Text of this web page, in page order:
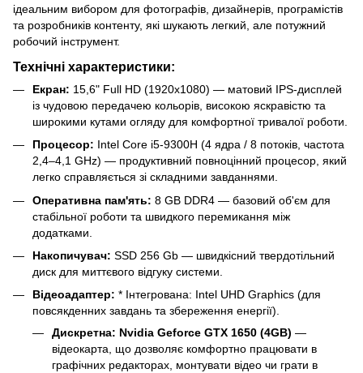
ідеальним вибором для фотографів, дизайнерів, програмістів
та розробників контенту, які шукають легкий, але потужний
робочий інструмент.
Технічні характеристики:
Екран: 15,6" Full HD (1920x1080) — матовий IPS-дисплей
із чудовою передачею кольорів, високою яскравістю та
широкими кутами огляду для комфортної тривалої роботи.
Процесор: Intel Core i5-9300H (4 ядра / 8 потоків, частота
2,4–4,1 GHz) — продуктивний повноцінний процесор, який
легко справляється зі складними завданнями.
Оперативна пам'ять: 8 GB DDR4 — базовий об'єм для
стабільної роботи та швидкого перемикання між
додатками.
Накопичувач: SSD 256 Gb — швидкісний твердотільний
диск для миттєвого відгуку системи.
Відеоадаптер: * Інтегрована: Intel UHD Graphics (для
повсякденних завдань та збереження енергії).
Дискретна: Nvidia Geforce GTX 1650 (4GB) —
відеокарта, що дозволяє комфортно працювати в
графічних редакторах, монтувати відео чи грати в